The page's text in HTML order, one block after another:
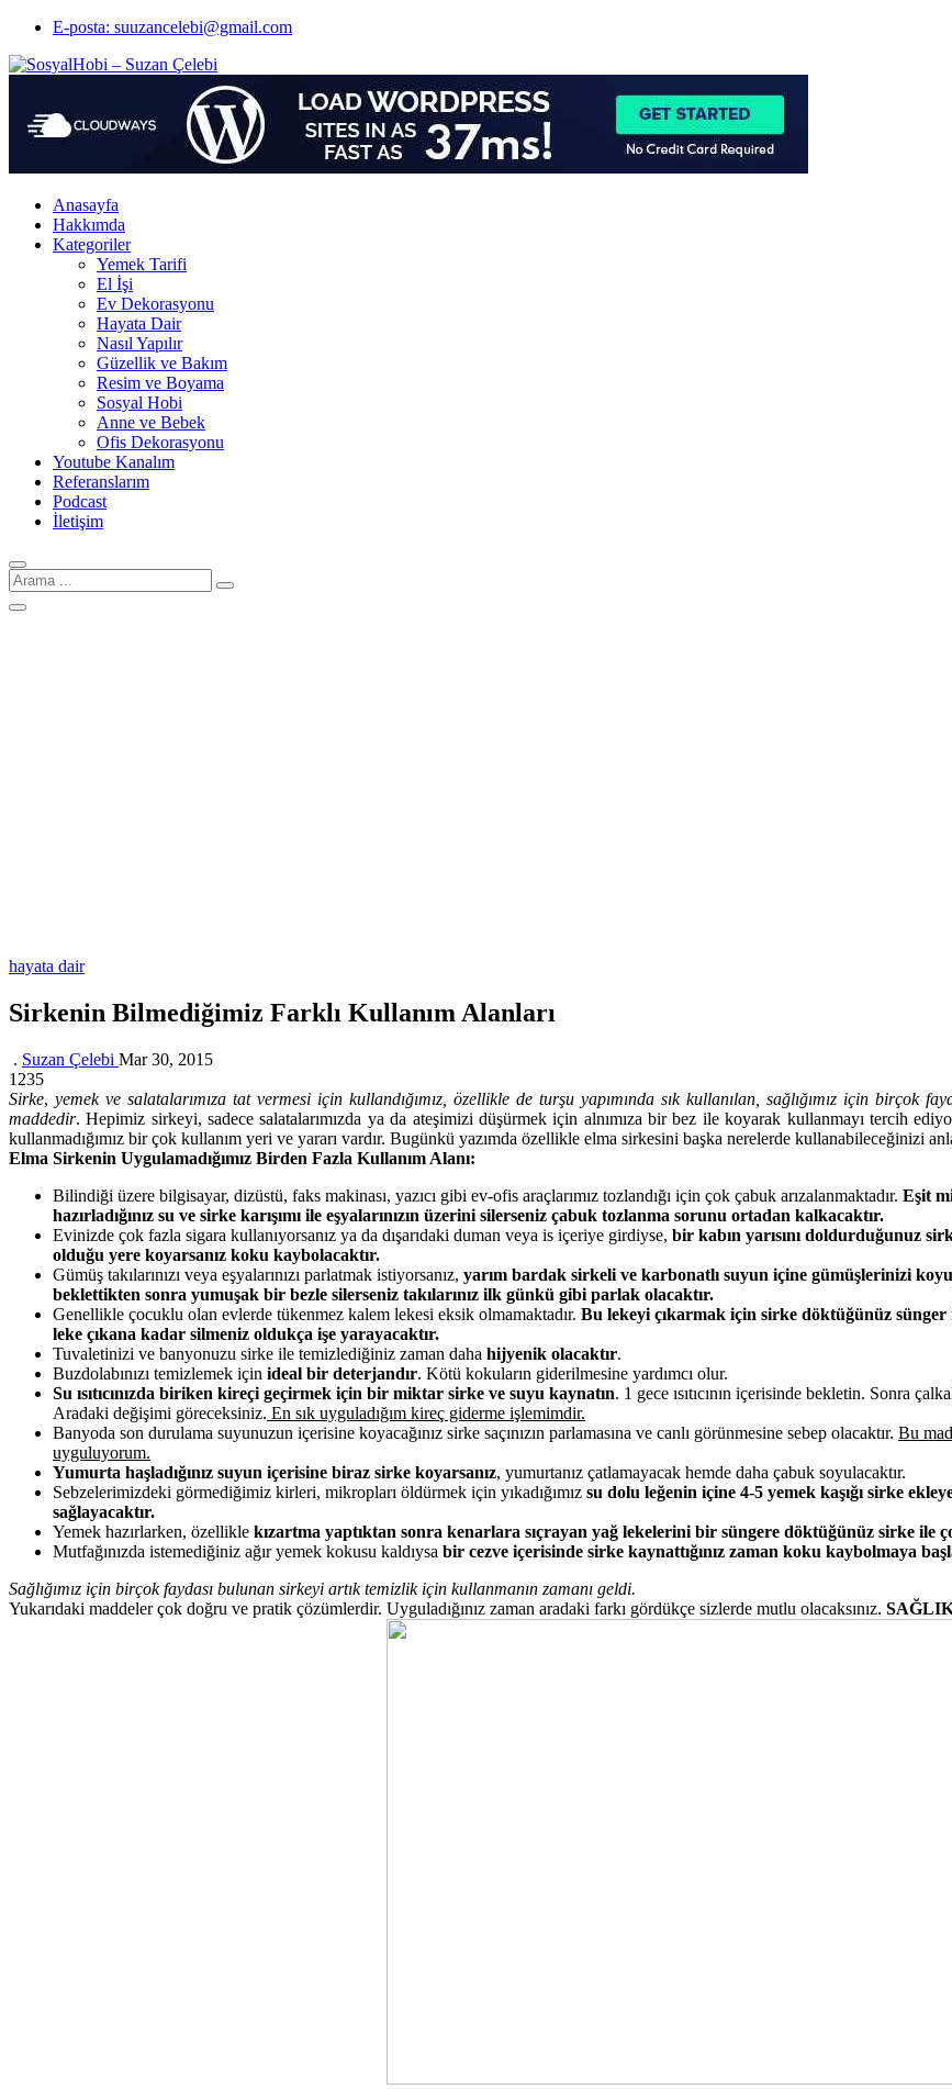
E-posta: suuzancelebi@gmail.com
Anasayfa
Hakkımda
Kategoriler
Yemek Tarifi
El İşi
Ev Dekorasyonu
Hayata Dair
Nasıl Yapılır
Güzellik ve Bakım
Resim ve Boyama
Sosyal Hobi
Anne ve Bebek
Ofis Dekorasyonu
Youtube Kanalım
Referanslarım
Podcast
İletişim
Arama
için:
hayata dair
Sirkenin Bilmediğimiz Farklı Kullanım Alanları
. Suzan Çelebi Mar 30, 2015
1235
Sirke, yemek ve salatalarımıza tat vermesi için kullandığımız, özellikle de turşu yapımında sık kullanılan, sağlığımız için birçok
maddedir. Hepimiz sirkeyi, sadece salatalarımızda ya da ateşimizi düşürmek için alnımıza bir bez ile koyarak kullanmayı tercih
kullanmadığımız bir çok kullanım yeri ve yararı vardır. Bugünkü yazımda özellikle elma sirkesini başka nerelerde kullanabileceğinizi
Elma Sirkenin Uygulamadığımız Birden Fazla Kullanım Alanı:
Bilindiği üzere bilgisayar, dizüstü, faks makinası, yazıcı gibi ev-ofis araçlarımız tozlandığı için çok çabuk arızalanmaktadır. Eşit
hazırladığınız su ve sirke karışımı ile eşyalarınızın üzerini silerseniz çabuk tozlanma sorunu ortadan kalkacaktır.
Evinizde çok fazla sigara kullanıyorsanız ya da dışarıdaki duman veya is içeriye girdiyse, bir kabın yarısını doldurduğunuz
olduğu yere koyarsanız koku kaybolacaktır.
Gümüş takılarınızı veya eşyalarınızı parlatmak istiyorsanız, yarım bardak sirkeli ve karbonatlı suyun içine gümüşlerinizi
beklettikten sonra yumuşak bir bezle silerseniz takılarınız ilk günkü gibi parlak olacaktır.
Genellikle çocuklu olan evlerde tükenmez kalem lekesi eksik olmamaktadır. Bu lekeyi çıkarmak için sirke döktüğünüz sünger
leke çıkana kadar silmeniz oldukça işe yarayacaktır.
Tuvaletinizi ve banyonuzu sirke ile temizlediğiniz zaman daha hijyenik olacaktır.
Buzdolabınızı temizlemek için ideal bir deterjandır. Kötü kokuların giderilmesine yardımcı olur.
Su ısıtıcınızda biriken kireçi geçirmek için bir miktar sirke ve suyu kaynatın. 1 gece ısıtıcının içerisinde bekletin. Sonra
Aradaki değişimi göreceksiniz. En sık uyguladığım kireç giderme işlemimdir.
Banyoda son durulama suyunuzun içerisine koyacağınız sirke saçınızın parlamasına ve canlı görünmesine sebep olacaktır. Bu
uyguluyorum.
Yumurta haşladığınız suyun içerisine biraz sirke koyarsanız, yumurtanız çatlamayacak hemde daha çabuk soyulacaktır.
Sebzelerimizdeki görmediğimiz kirleri, mikropları öldürmek için yıkadığımız su dolu leğenin içine 4-5 yemek kaşığı sirke
sağlayacaktır.
Yemek hazırlarken, özellikle kızartma yaptıktan sonra kenarlara sıçrayan yağ lekelerini bir süngere döktüğünüz sirke ile
Mutfağınızda istemediğiniz ağır yemek kokusu kaldıysa bir cezve içerisinde sirke kaynattığınız zaman koku kaybolmaya
Sağlığımız için birçok faydası bulunan sirkeyi artık temizlik için kullanmanın zamanı geldi.
Yukarıdaki maddeler çok doğru ve pratik çözümlerdir. Uyguladığınız zaman aradaki farkı gördükçe sizlerde mutlu olacaksınız.